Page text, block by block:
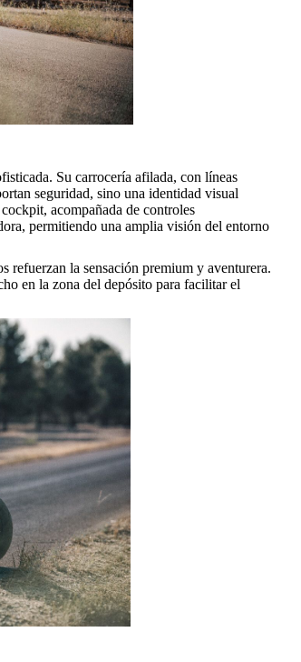
Su carrocería afilada, con líneas
seguridad, sino una identidad visual
acompañada de controles
permitiendo una amplia visión del entorno
refuerzan la sensación premium y aventurera.
en la zona del depósito para facilitar el